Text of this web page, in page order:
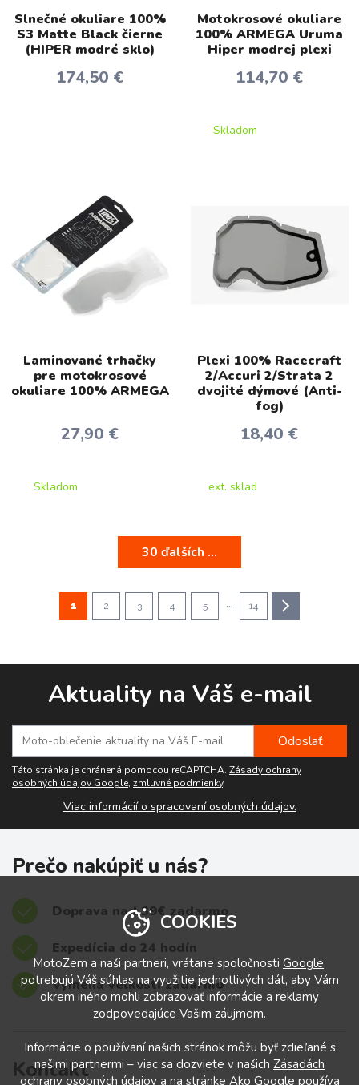
Slnečné okuliare 100%
S3 Matte Black čierne
(HIPER modré sklo)
174,50 €
Motokrosové okuliare
100% ARMEGA Uruma
Hiper modrej plexi
114,70 €
Skladom
Laminované trhačky
pre motokrosové
okuliare 100% ARMEGA
27,90 €
Skladom
Plexi 100% Racecraft
2/Accuri 2/Strata 2
dvojité dýmové (Anti-
fog)
18,40 €
ext. sklad
30 ďalších ...
1 2 3 4 5 ... 14
Aktuality na Váš e-mail
Táto stránka je chránená pomocou reCAPTCHA. Zásady ochrany
osobných údajov Google, zmluvné podmienky.
Viac informácií o spracovaní osobných údajov.
Prečo nakúpiť u nás?
Doprava nad 39€ zadarmo
Expedícia do 24 hodín
Výmena veľkostí zadarmo
Kontakt
COOKIES
MotoZem a naši partneri, vrátane spoločnosti Google,
potrebujú Váš súhlas na využitie jednotlivých dát, aby Vám
okrem iného mohli zobrazovať informácie a reklamy
zodpovedajúce Vašim záujmom.
Informácie o používaní našich stránok môžu byť zdieľané s
našimi partnermi – viac sa dozviete v našich Zásadách
ochrany osobných údajova na stránke Ako Google používa